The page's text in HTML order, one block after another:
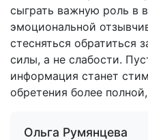
сыграть важную роль в
эмоциональной
стесняться
силы, а не слабости.
информация станет
обретения более
Ольга Румянцева